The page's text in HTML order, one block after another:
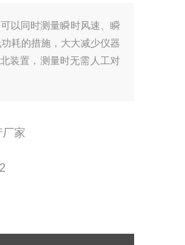
以同时测量瞬时风速、瞬
耗的措施，大大减少仪器
装置，测量时无需人工对
厂家